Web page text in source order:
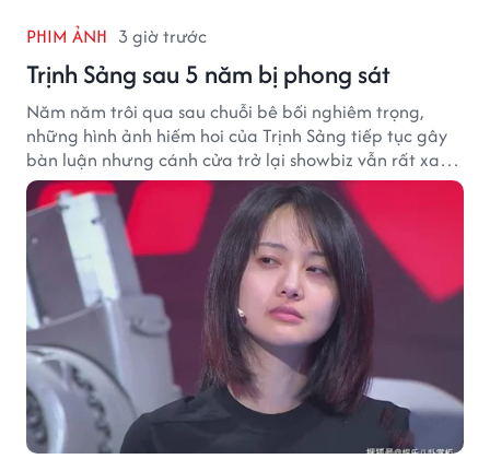
PHIM ẢNH 3 giờ trước
Trịnh Sảng sau 5 năm bị phong sát
Năm năm trôi qua sau chuỗi bê bối nghiêm trọng,
những hình ảnh hiếm hoi của Trịnh Sảng tiếp tục gây
bàn luận nhưng cánh cửa trở lại showbiz vẫn rất xa
vời.